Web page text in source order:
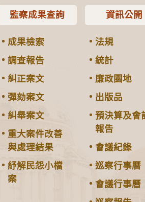
監察成果查詢
成果檢索
調查報告
糾正案文
彈劾案文
糾舉案文
重大案件改善
與處理結果
紓解民怨小檔
案
資訊公開
法規
統計
廉政園地
出版品
預決算及會
報告
會議紀錄
巡察行事曆
會議行事曆